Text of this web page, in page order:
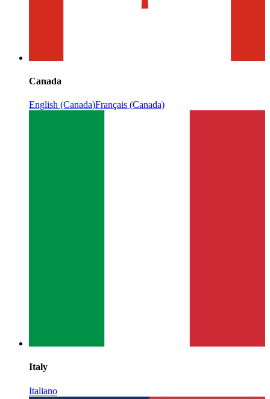
Canada
English (Canada)Français (Canada)
Italy
Italiano